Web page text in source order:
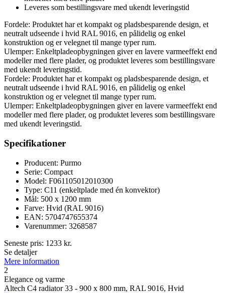
Leveres som bestillingsvare med ukendt leveringstid
Fordele: Produktet har et kompakt og pladsbesparende design, et
neutralt udseende i hvid RAL 9016, en pålidelig og enkel
konstruktion og er velegnet til mange typer rum.
Ulemper: Enkeltpladeopbygningen giver en lavere varmeeffekt end
modeller med flere plader, og produktet leveres som bestillingsvare
med ukendt leveringstid.
Fordele: Produktet har et kompakt og pladsbesparende design, et
neutralt udseende i hvid RAL 9016, en pålidelig og enkel
konstruktion og er velegnet til mange typer rum.
Ulemper: Enkeltpladeopbygningen giver en lavere varmeeffekt end
modeller med flere plader, og produktet leveres som bestillingsvare
med ukendt leveringstid.
Specifikationer
Producent: Purmo
Serie: Compact
Model: F061105012010300
Type: C11 (enkeltplade med én konvektor)
Mål: 500 x 1200 mm
Farve: Hvid (RAL 9016)
EAN: 5704747655374
Varenummer: 3268587
Seneste pris: 1233 kr.
Se detaljer
Mere information
2
Elegance og varme
Altech C4 radiator 33 - 900 x 800 mm, RAL 9016, Hvid